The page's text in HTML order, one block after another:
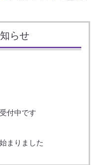
らせ
付中です
まりました